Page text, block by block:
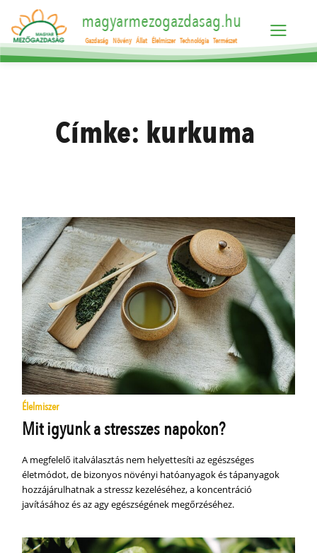
magyarmezogazdasag.hu
Gazdaság Növény Állat Élelmiszer Technológia Természet
Címke: kurkuma
Élelmiszer
Mit igyunk a stresszes napokon?
A megfelelő italválasztás nem helyettesíti az egészséges
életmódot, de bizonyos növényi hatóanyagok és tápanyagok
hozzájárulhatnak a stressz kezeléséhez, a koncentráció
javításához és az agy egészségének megőrzéséhez.